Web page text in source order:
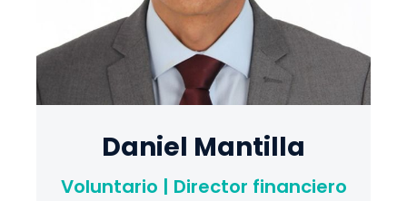
Daniel Mantilla
Voluntario | Director financiero